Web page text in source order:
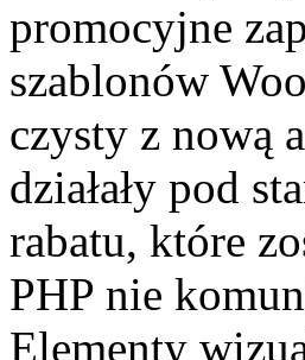
promocyjne
szablonów
czysty z nową
działały pod
rabatu, które
PHP nie
Elementy